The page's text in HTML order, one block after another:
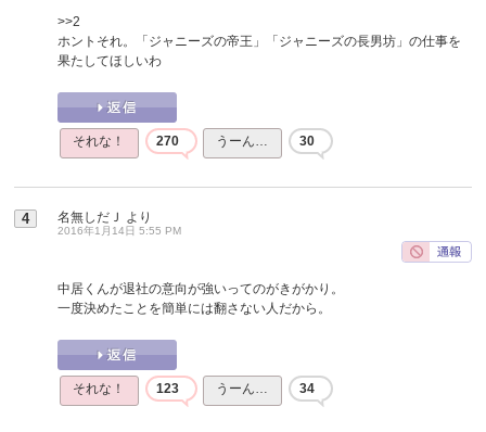
>>2
ホントそれ。「ジャニーズの帝王」「ジャニーズの長男坊」の仕事を
果たしてほしいわ
それな！ 270 うーん… 30
4 名無しだＪ より
2016年1月14日 5:55 PM
中居くんが退社の意向が強いってのがきがかり。
一度決めたことを簡単には翻さない人だから。
それな！ 123 うーん… 34